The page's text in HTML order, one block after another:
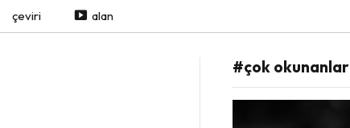
çeviri alan
#çok okunanlar